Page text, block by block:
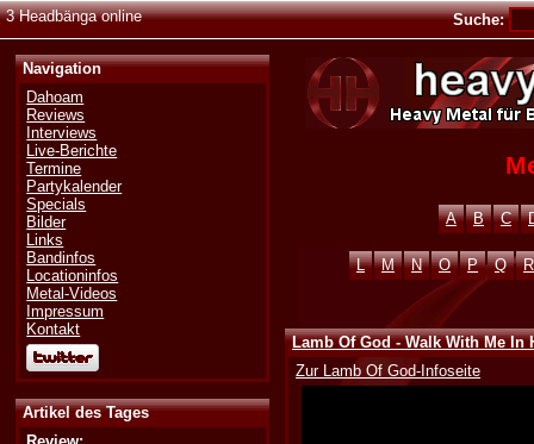
3 Headbänga online Suche:
Navigation
Dahoam
Reviews
Interviews
Live-Berichte
Termine
Partykalender
Specials
Bilder
Links
Bandinfos
Locationinfos
Metal-Videos
Impressum
Kontakt
Artikel des Tages
A B C
L M N O P Q R
Lamb Of God - Walk With Me In
Zur Lamb Of God-Infoseite